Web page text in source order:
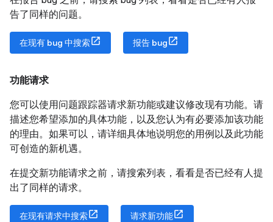
告了同样的问题。
在现有 bug 中搜索 报告 bug
功能请求
您可以使用问题跟踪器请求新功能或建议修改现有功能。请
描述您希望添加的具体功能，以及您认为有必要添加该功能
的理由。如果可以，请详细具体地说明您的用例以及此功能
可创造的新机遇。
在提交新功能请求之前，请搜索列表，看看是否已经有人提
出了同样的请求。
在现有请求中搜索 请求新功能